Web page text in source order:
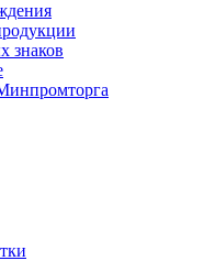
знаков